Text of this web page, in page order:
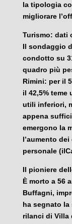
la tipologia
migliorare
Turismo: dati
Il sondaggio
condotto su
quadro più
Rimini: per il
il 42,5% teme
utili inferiori,
appena
emergono la
l’aumento
personale
Il pioniere
È morto a 56
Buffagni,
ha segnato
rilanci di Villa